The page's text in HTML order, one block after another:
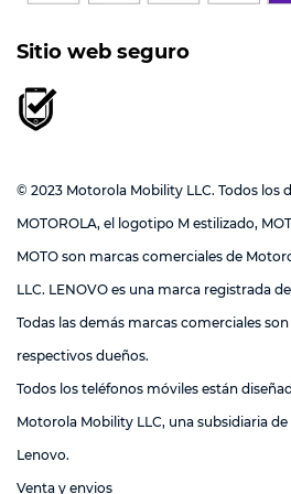
Sitio web seguro
© 2023 Motorola Mobility LLC. Todos los
MOTOROLA, el logotipo M estilizado,
MOTO son marcas comerciales de
LLC. LENOVO es una marca registrada
Todas las demás marcas comerciales
respectivos dueños.
Todos los teléfonos móviles están
Motorola Mobility LLC, una subsidiaria
Lenovo.
Venta y envios